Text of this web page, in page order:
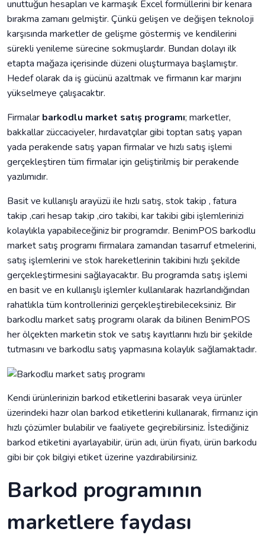
unuttuğun hesapları ve karmaşık Excel formüllerini bir kenara
bırakma zamanı gelmiştir. Çünkü gelişen ve değişen teknoloji
karşısında marketler de gelişme göstermiş ve kendilerini
sürekli yenileme sürecine sokmuşlardır. Bundan dolayı ilk
etapta mağaza içerisinde düzeni oluşturmaya başlamıştır.
Hedef olarak da iş gücünü azaltmak ve firmanın kar marjını
yükselmeye çalışacaktır.
Firmalar barkodlu market satış programı; marketler,
bakkallar züccaciyeler, hırdavatçılar gibi toptan satış yapan
yada perakende satış yapan firmalar ve hızlı satış işlemi
gerçekleştiren tüm firmalar için geliştirilmiş bir perakende
yazılımıdır.
Basit ve kullanışlı arayüzü ile hızlı satış, stok takip , fatura
takip ,cari hesap takip ,ciro takibi, kar takibi gibi işlemlerinizi
kolaylıkla yapabileceğiniz bir programdır. BenimPOS barkodlu
market satış programı firmalara zamandan tasarruf etmelerini,
satış işlemlerini ve stok hareketlerinin takibini hızlı şekilde
gerçekleştirmesini sağlayacaktır. Bu programda satış işlemi
en basit ve en kullanışlı işlemler kullanılarak hazırlandığından
rahatlıkla tüm kontrollerinizi gerçekleştirebileceksiniz. Bir
barkodlu market satış programı olarak da bilinen BenimPOS
her ölçekten marketin stok ve satış kayıtlarını hızlı bir şekilde
tutmasını ve barkodlu satış yapmasına kolaylık sağlamaktadır.
Kendi ürünlerinizin barkod etiketlerini basarak veya ürünler
üzerindeki hazır olan barkod etiketlerini kullanarak, firmanız için
hızlı çözümler bulabilir ve faaliyete geçirebilirsiniz. İstediğiniz
barkod etiketini ayarlayabilir, ürün adı, ürün fiyatı, ürün barkodu
gibi bir çok bilgiyi etiket üzerine yazdırabilirsiniz.
Barkod programının
marketlere faydası